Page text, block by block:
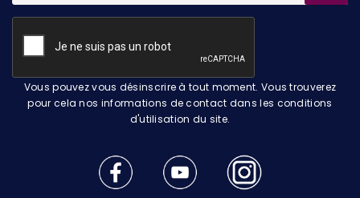
Vous pouvez vous désinscrire à tout moment. Vous trouverez
pour cela nos informations de contact dans les conditions
d'utilisation du site.